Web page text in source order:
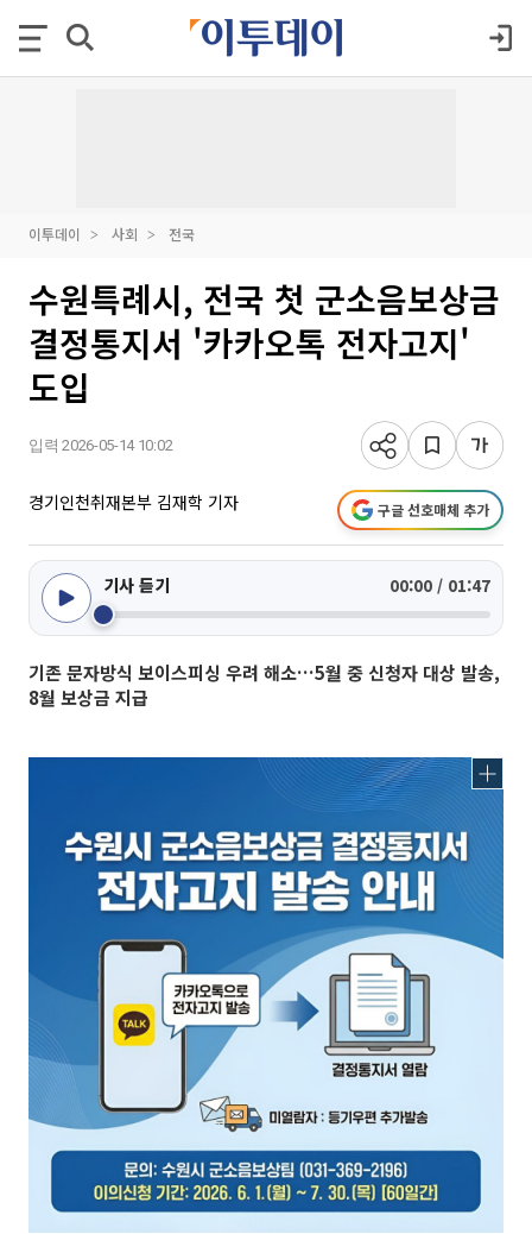
이투데이 사회 전국
수원특례시, 전국 첫 군소음보상금
결정통지서 '카카오톡 전자고지'
도입
입력 2026-05-14 10:02
경기인천취재본부 김재학 기자 구글 선호매체 추가
기사 듣기 00:00 / 01:47
기존 문자방식 보이스피싱 우려 해소…5월 중 신청자 대상 발송,
8월 보상금 지급